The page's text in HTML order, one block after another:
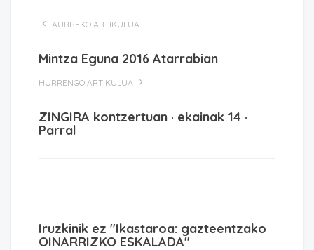
AURREKO ARTIKULUA
Mintza Eguna 2016 Atarrabian
HURRENGO ARTIKULUA
ZINGIRA kontzertuan · ekainak 14 ·
Parral
Iruzkinik ez "Ikastaroa: gazteentzako
OINARRIZKO ESKALADA"